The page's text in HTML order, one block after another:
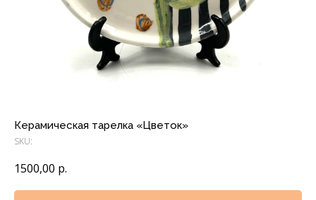
Керамическая тарелка «Цветок»
SKU:
1500,00 р.